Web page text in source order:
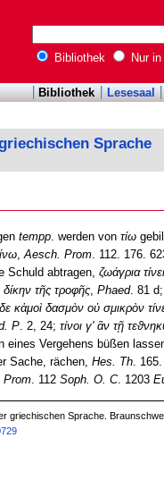
Bibliothek Nur
Bibliothek Lesesaal
Sprache
tempp. werden von τίω
, Aesch. Prom. 112. 176.
Schuld abtragen, ζωάγρια
δίκην τῆς τροφῆς, Phaed. 81 d;
κἀμοὶ δασμὸν οὐ σμικρὸν
P. 2, 24; τίνοι γ' ἂν τῇ
Vergehens büßen
Sache, rächen, Hes. Th.
Prom. 112 Soph. O. C. 1203
griechischen Sprache.